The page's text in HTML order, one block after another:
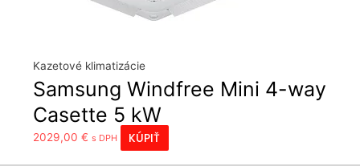
Kazetové klimatizácie
Samsung Windfree Mini 4-way
Casette 5 kW
2029,00€ s DPH KÚPIŤ